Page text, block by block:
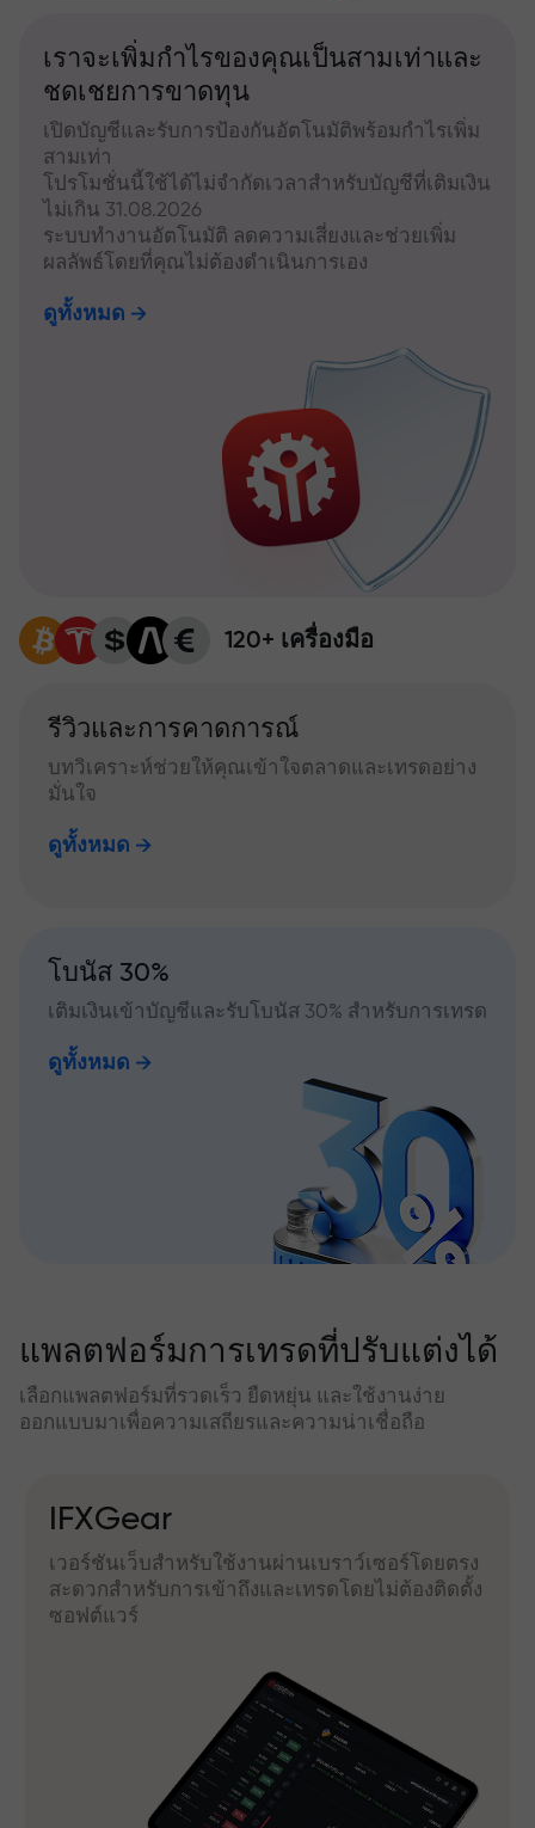
เราจะเพิ่มกำไรของคุณเป็นสามเท่าและ
ชดเชยการขาดทุน
เปิดบัญชีและรับการป้องกันอัตโนมัติพร้อมกำไรเพิ่ม
สามเท่า
โปรโมชั่นนี้ใช้ได้ไม่จำกัดเวลาสำหรับบัญชีที่เติมเงิน
ไม่เกิน 31.08.2026
ระบบทำงานอัตโนมัติ ลดความเสี่ยงและช่วยเพิ่ม
ผลลัพธ์โดยที่คุณไม่ต้องดำเนินการเอง
ดูทั้งหมด
120+ เครื่องมือ
รีวิวและการคาดการณ์
บทวิเคราะห์ช่วยให้คุณเข้าใจตลาดและเทรดอย่าง
มั่นใจ
ดูทั้งหมด
โบนัส 30%
เติมเงินเข้าบัญชีและรับโบนัส 30% สำหรับการเทรด
ดูทั้งหมด
แพลตฟอร์มการเทรดที่ปรับแต่งได้
เลือกแพลตฟอร์มที่รวดเร็ว ยืดหยุ่น และใช้งานง่าย
ออกแบบมาเพื่อความเสถียรและความน่าเชื่อถือ
IFXGear
เวอร์ชันเว็บสำหรับใช้งานผ่านเบราว์เซอร์โดยตรง
สะดวกสำหรับการเข้าถึงและเทรดโดยไม่ต้องติดตั้ง
ซอฟต์แวร์